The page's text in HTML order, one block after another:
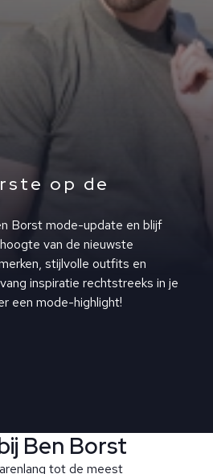
op de
Borst mode-update en blijf
van de nieuwste
stijlvolle outfits en
inspiratie rechtstreeks in je
een mode-highlight!
Ben Borst
tot de meest